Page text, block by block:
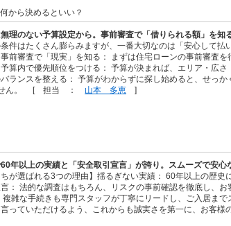
から決めるといい？
無理のない予算設定から。事前審査で「借りられる額」を知
件はたくさん膨らみますが、一番大切なのは「安心して
事前審査で「現実」を知る： まずは住宅ローンの事前審査
予算内で優先順位をつける： 予算が決まれば、エリア・広
ランスを整える： 予算がわからずに探し始めると、せっ
ません。 [ 担当 ： 山本 多恵 ]
年以上の実績と「安全取引宣言」が誇り。スムーズで安心
ちが選ばれる3つの理由】揺るぎない実績： 60年以上の歴
： 法的な調査はもちろん、リスクの事前確認を徹底し、
複雑な手続きも専門スタッフが丁寧にリードし、ご入居ま
言っていただけるよう、これからも誠実さを第一に、お